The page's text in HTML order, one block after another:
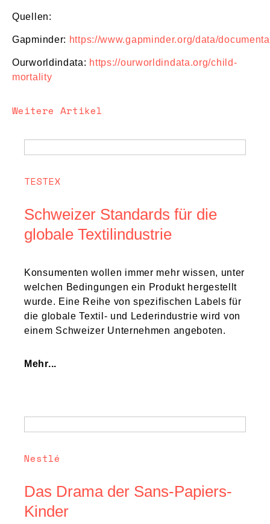
Quellen:
Gapminder: https://www.gapminder.org/data/
Ourworldindata: https://ourworldindata.org/child-
mortality
Weitere Artikel
TESTEX
Schweizer Standards für die
globale Textilindustrie
Konsumenten wollen immer mehr wissen, unter
welchen Bedingungen ein Produkt hergestellt
wurde. Eine Reihe von spezifischen Labels für
die globale Textil- und Lederindustrie wird von
einem Schweizer Unternehmen angeboten.
Mehr...
Nestlé
Das Drama der Sans-Papiers-
Kinder